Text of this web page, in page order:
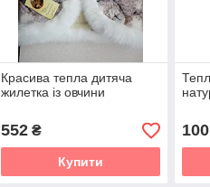
Красива тепла дитяча
жилетка із овчини
552₴
Купити
100